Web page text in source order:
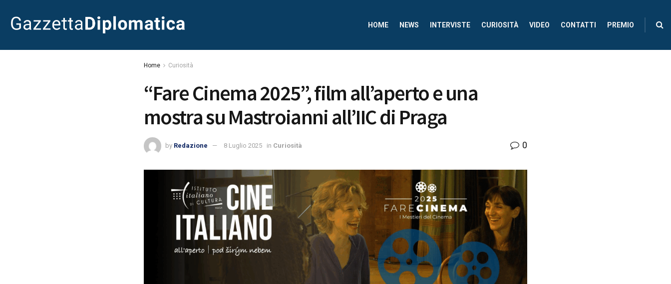
HOME NEWS INTERVISTE CURIOSITÀ VIDEO CONTATTI PREMIO
Home Curiosità
“Fare Cinema 2025”, film all’aperto e una
mostra su Mastroianni all’IIC di Praga
by Redazione 8 Luglio 2025 in Curiosità 0